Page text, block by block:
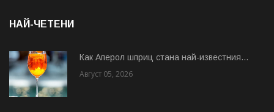
НАЙ-ЧЕТЕНИ
Как Аперол шприц стана най-известния...
Август 05, 2026